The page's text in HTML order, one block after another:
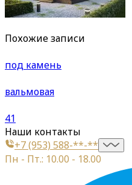
Похожие записи
под камень
вальмовая
41
Наши контакты
+7 (953) 588-**-**
Пн - Пт.: 10.00 - 18.00